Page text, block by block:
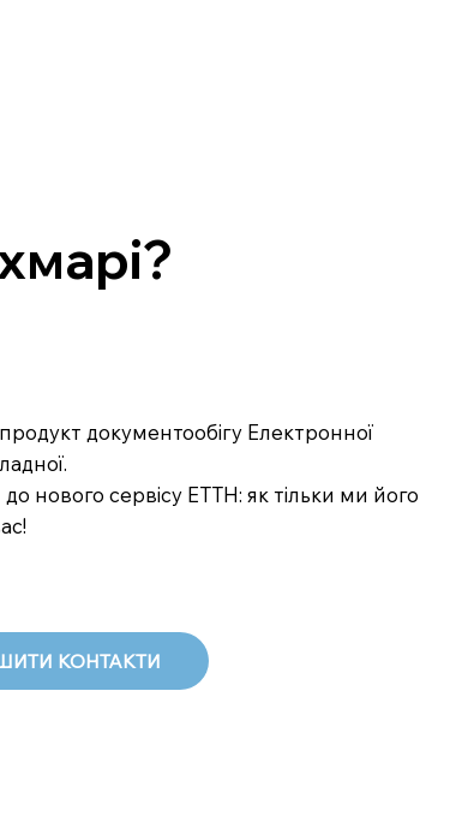
документообігу Електронної
нового сервісу ЕТТН: як тільки ми його
КОНТАКТИ